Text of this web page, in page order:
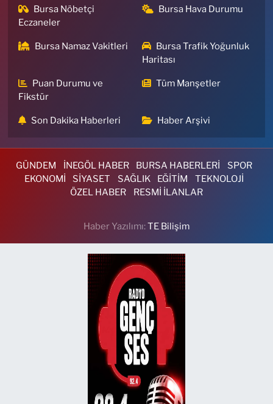
Bursa Nöbetçi
Eczaneler
Bursa Hava Durumu
Bursa Namaz Vakitleri
Bursa Trafik Yoğunluk
Haritası
Puan Durumu ve
Fikstür
Tüm Manşetler
Son Dakika Haberleri Haber Arşivi
GÜNDEM İNEGÖL HABER BURSA HABERLERİ
SPOR
EKONOMİ
SİYASET SAĞLIK EĞİTİM
TEKNOLOJİ
ÖZEL HABER
RESMİ İLANLAR
Haber Yazılımı:TE Bilişim